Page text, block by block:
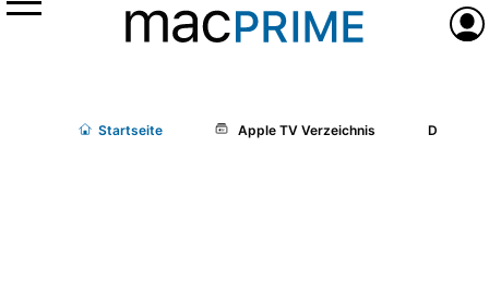
Menü
Startseite Apple TV Verzeichnis Dr. Brain